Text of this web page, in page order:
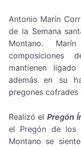
Antonio Marín
de la Semana
Montano.
composiciones
mantienen
además en su
pregones cofrades
Realizó elPregón
el Pregón de los
Montano se